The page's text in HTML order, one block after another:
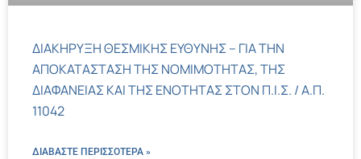
ΔΙΑΚΗΡΥΞΗ ΘΕΣΜΙΚΗΣ ΕΥΘΥΝΗΣ – ΓΙΑ ΤΗΝ
ΑΠΟΚΑΤΑΣΤΑΣΗ ΤΗΣ ΝΟΜΙΜΟΤΗΤΑΣ, ΤΗΣ
ΔΙΑΦΑΝΕΙΑΣ ΚΑΙ ΤΗΣ ΕΝΟΤΗΤΑΣ ΣΤΟΝ Π.Ι.Σ. / Α.Π.
11042
ΔΙΑΒΑΣΤΕ ΠΕΡΙΣΣΌΤΕΡΑ »